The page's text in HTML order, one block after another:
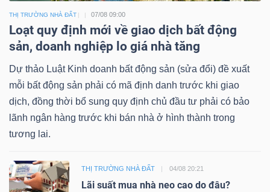
THỊ TRƯỜNG NHÀ ĐẤT 07/08 09:00
Loạt quy định mới về giao dịch bất động
sản, doanh nghiệp lo giá nhà tăng
Dự thảo Luật Kinh doanh bất động sản (sửa đổi) đề xuất
mỗi bất động sản phải có mã định danh trước khi giao
dịch, đồng thời bổ sung quy định chủ đầu tư phải có bảo
lãnh ngân hàng trước khi bán nhà ở hình thành trong
tương lai.
THỊ TRƯỜNG NHÀ ĐẤT 04/08 20:21
Lãi suất mua nhà neo cao do đâu?